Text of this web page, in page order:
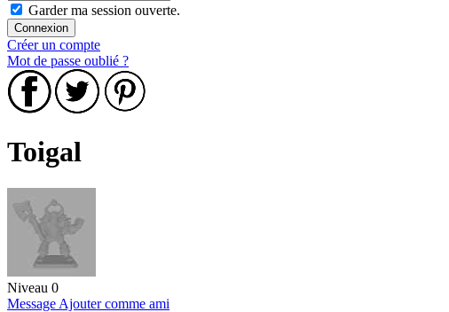
Garder ma session ouverte.
Créer un compte
Mot de passe oublié ?
Toigal
Niveau 0
Message Ajouter comme ami